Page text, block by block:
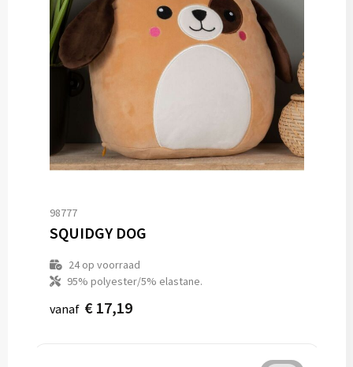
98777
SQUIDGY DOG
24op voorraad
95% polyester/5% elastane.
vanaf € 17,19